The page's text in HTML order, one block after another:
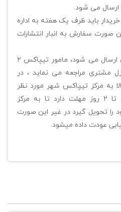
می شود.
باید ظرف یک هفته به اداره
صورت سفارش به انبار انتشارات
زمانی که کالا توسط تیپاکس ارسال می شود، مامور تیپاکس ۲
مشتری مراجعه می نماید ، در
به مرکز تیپاکس شهر مورد نظر
برگشت می خورد و مشتری تا ۲ روز مهلت دارد تا به مرکز
تحویل گیرد در غیر این صورت
عودت داده میشود.